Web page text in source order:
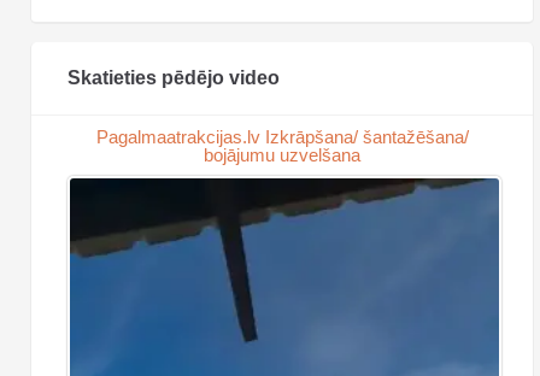
Skatieties pēdējo video
Pagalmaatrakcijas.lv Izkrāpšana/ šantažēšana/
bojājumu uzvelšana